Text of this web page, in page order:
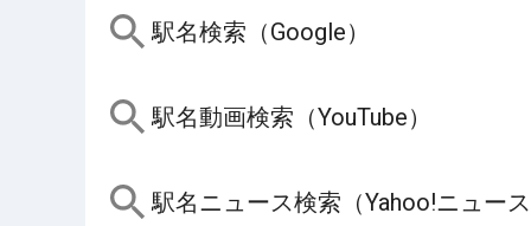
駅名検索（Google）
駅名動画検索（YouTube）
駅名ニュース検索（Yahoo!ニュー